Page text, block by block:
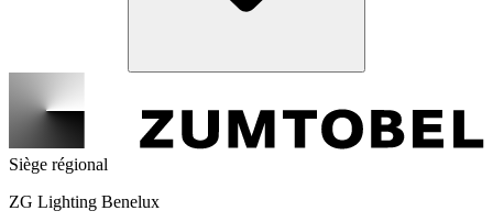
Siège régional
ZG Lighting Benelux